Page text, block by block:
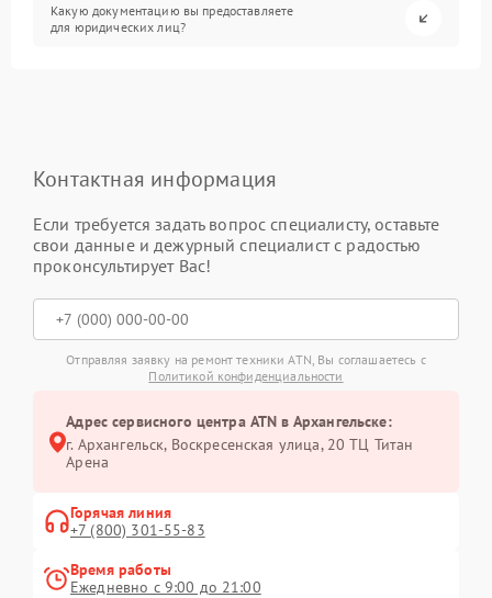
Какую документацию вы предоставляете
для юридических лиц?
Контактная информация
Если требуется задать вопрос специалисту, оставьте
свои данные и дежурный специалист с радостью
проконсультирует Вас!
Отправляя заявку на ремонт техники ATN, Вы соглашаетесь с
Политикой конфиденциальности
Адрес сервисного центра ATN в Архангельске:
г. Архангельск, Воскресенская улица, 20 ТЦ Титан
Арена
Горячая линия
+7 (800) 301-55-83
Время работы
Ежедневно с 9:00 до 21:00